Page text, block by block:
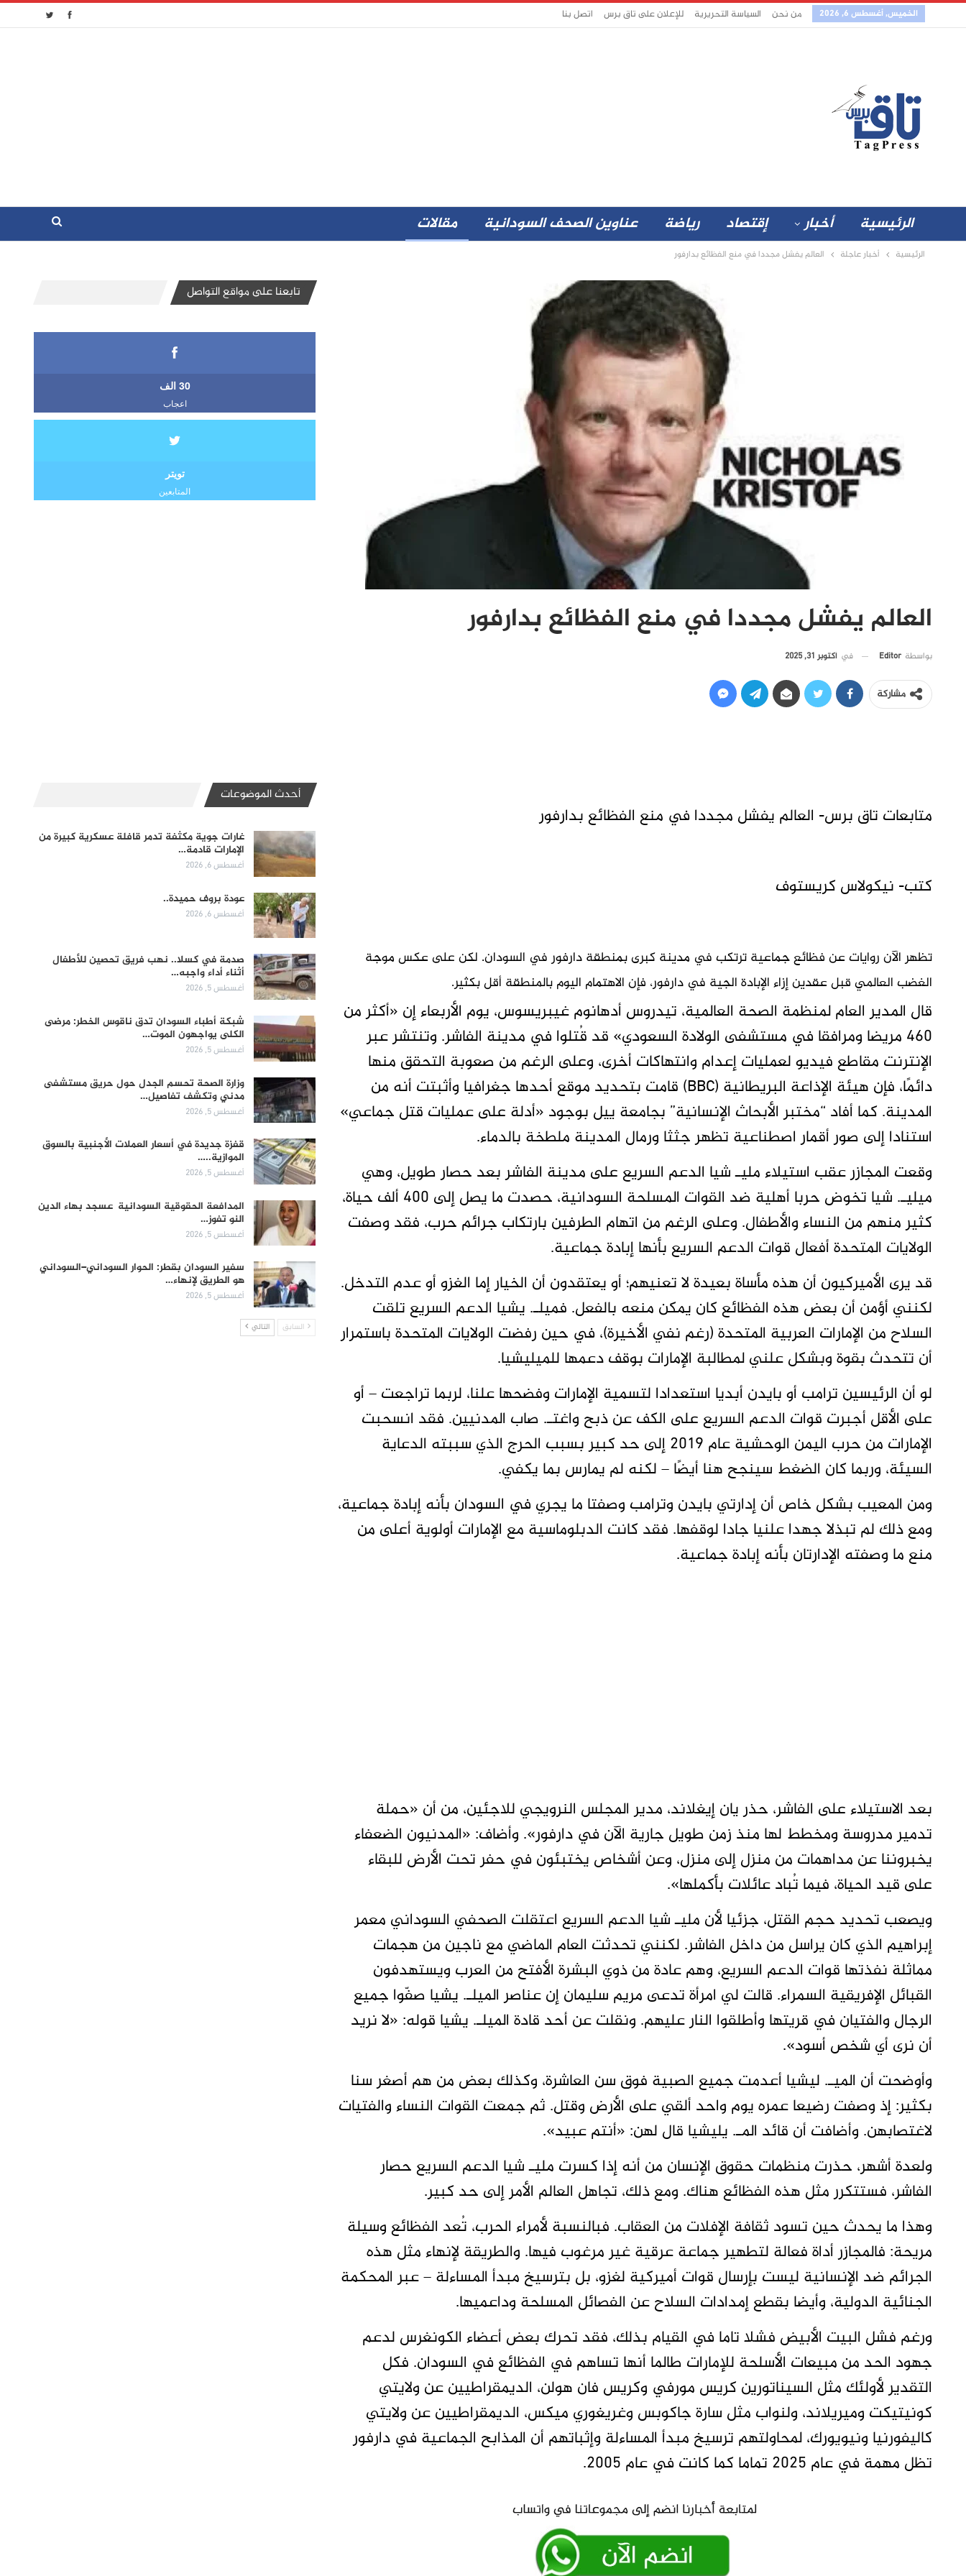
الخميس, أغسطس 6, 2026 من نحن السياسة التحريرية للإعلان على تاق برس اتصل بنا
الرئيسية أخبار إقتصاد رياضة عناوين الصحف السودانية مقالات
الرئيسية أخبار عاجلة العالم يفشل مجددا في منع الفظائع بدارفور
العالم يفشل مجددا في منع الفظائع بدارفور
بواسطة Editor في أكتوبر 31, 2025
مشاركة
متابعات تاق برس- العالم يفشل مجددا في منع الفظائع بدارفور
كتب- نيكولاس كريستوف
تظهر الآن روايات عن فظائع جماعية ترتكب في مدينة كبرى بمنطقة دارفور في السودان. لكن على عكس موجة
الغضب العالمي قبل عقدين إزاء الإبادة الجية في دارفور، فإن الاهتمام اليوم بالمنطقة أقل بكثير.
قال المدير العام لمنظمة الصحة العالمية، تيدروس أدهانوم غيبريسوس، يوم الأربعاء إن «أكثر من
460 مريضا ومرافقا في مستشفى الولادة السعودي» قد قُتلوا في مدينة الفاشر. وتنتشر عبر
الإنترنت مقاطع فيديو لعمليات إعدام وانتهاكات أخرى، وعلى الرغم من صعوبة التحقق منها
دائمًا، فإن هيئة الإذاعة البريطانية (BBC) قامت بتحديد موقع أحدها جغرافيا وأثبتت أنه من
المدينة. كما أفاد “مختبر الأبحاث الإنسانية” بجامعة ييل بوجود «أدلة على عمليات قتل جماعي»
استنادا إلى صور أقمار اصطناعية تظهر جثثا ورمال المدينة ملطخة بالدماء.
وقعت المجازر عقب استيلاء مليـ شيا الدعم السريع على مدينة الفاشر بعد حصار طويل، وهي
ميليـ. شيا تخوض حربا أهلية ضد القوات المسلحة السودانية، حصدت ما يصل إلى 400 ألف حياة،
كثير منهم من النساء والأطفال. وعلى الرغم من اتهام الطرفين بارتكاب جرائم حرب، فقد وصفت
الولايات المتحدة أفعال قوات الدعم السريع بأنها إبادة جماعية.
قد يرى الأميركيون أن هذه مأساة بعيدة لا تعنيهم؛ أو يعتقدون أن الخيار إما الغزو أو عدم التدخل.
لكنني أؤمن أن بعض هذه الفظائع كان يمكن منعه بالفعل. فميلـ. يشيا الدعم السريع تلقت
السلاح من الإمارات العربية المتحدة (رغم نفي الأخيرة)، في حين رفضت الولايات المتحدة باستمرار
أن تتحدث بقوة وبشكل علني لمطالبة الإمارات بوقف دعمها للميليشيا.
لو أن الرئيسين ترامب أو بايدن أبديا استعدادا لتسمية الإمارات وفضحها علنا، لربما تراجعت – أو
على الأقل أجبرت قوات الدعم السريع على الكف عن ذبح واغتـ. صاب المدنيين. فقد انسحبت
الإمارات من حرب اليمن الوحشية عام 2019 إلى حد كبير بسبب الحرج الذي سببته الدعاية
السيئة، وربما كان الضغط سينجح هنا أيضًا – لكنه لم يمارس بما يكفي.
ومن المعيب بشكل خاص أن إدارتي بايدن وترامب وصفتا ما يجري في السودان بأنه إبادة جماعية،
ومع ذلك لم تبذلا جهدا علنيا جادا لوقفها. فقد كانت الدبلوماسية مع الإمارات أولوية أعلى من
منع ما وصفته الإدارتان بأنه إبادة جماعية.
بعد الاستيلاء على الفاشر، حذر يان إيغلاند، مدير المجلس النرويجي للاجئين، من أن «حملة
تدمير مدروسة ومخطط لها منذ زمن طويل جارية الآن في دارفور». وأضاف: «المدنيون الضعفاء
يخبروننا عن مداهمات من منزل إلى منزل، وعن أشخاص يختبئون في حفر تحت الأرض للبقاء
على قيد الحياة، فيما تُباد عائلات بأكملها».
ويصعب تحديد حجم القتل، جزئيا لأن مليـ شيا الدعم السريع اعتقلت الصحفي السوداني معمر
إبراهيم الذي كان يراسل من داخل الفاشر. لكنني تحدثت العام الماضي مع ناجين من هجمات
مماثلة نفذتها قوات الدعم السريع، وهم عادة من ذوي البشرة الأفتح من العرب ويستهدفون
القبائل الإفريقية السمراء. قالت لي امرأة تدعى مريم سليمان إن عناصر الميلـ. يشيا صفّوا جميع
الرجال والفتيان في قريتها وأطلقوا النار عليهم. ونقلت عن أحد قادة الميلـ. يشيا قوله: «لا نريد
أن نرى أي شخص أسود».
وأوضحت أن الميـ. ليشيا أعدمت جميع الصبية فوق سن العاشرة، وكذلك بعض من هم أصغر سنا
بكثير: إذ وصفت رضيعا عمره يوم واحد ألقي على الأرض وقتل. ثم جمعت القوات النساء والفتيات
لاغتصابهن. وأضافت أن قائد المـ. يليشيا قال لهن: «أنتم عبيد».
ولعدة أشهر، حذرت منظمات حقوق الإنسان من أنه إذا كسرت مليـ شيا الدعم السريع حصار
الفاشر، فستتكرر مثل هذه الفظائع هناك. ومع ذلك، تجاهل العالم الأمر إلى حد كبير.
وهذا ما يحدث حين تسود ثقافة الإفلات من العقاب. فبالنسبة لأمراء الحرب، تُعد الفظائع وسيلة
مريحة: فالمجازر أداة فعالة لتطهير جماعة عرقية غير مرغوب فيها. والطريقة لإنهاء مثل هذه
الجرائم ضد الإنسانية ليست بإرسال قوات أميركية لغزو، بل بترسيخ مبدأ المساءلة – عبر المحكمة
الجنائية الدولية، وأيضا بقطع إمدادات السلاح عن الفصائل المسلحة وداعميها.
ورغم فشل البيت الأبيض فشلا تاما في القيام بذلك، فقد تحرك بعض أعضاء الكونغرس لدعم
جهود الحد من مبيعات الأسلحة للإمارات طالما أنها تساهم في الفظائع في السودان. فكل
التقدير لأولئك مثل السيناتورين كريس مورفي وكريس فان هولن، الديمقراطيين عن ولايتي
كونيتيكت وميريلاند، ولنواب مثل سارة جاكوبس وغريغوري ميكس، الديمقراطيين عن ولايتي
كاليفورنيا ونيويورك، لمحاولتهم ترسيخ مبدأ المساءلة وإثباتهم أن المذابح الجماعية في دارفور
تظل مهمة في عام 2025 تماما كما كانت في عام 2005.
تابعنا على مواقع التواصل
30 الف
اعجاب
تويتر
المتابعين
أحدث الموضوعات
غارات جوية مكثفة تدمر قافلة عسكرية كبيرة من
الإمارات قادمة…
أغسطس 6, 2026
عودة بروف حميدة..
أغسطس 6, 2026
صدمة في كسلا.. نهب فريق تحصين للأطفال
أثناء أداء واجبه…
أغسطس 5, 2026
شبكة أطباء السودان تدق ناقوس الخطر: مرضى
الكلى يواجهون الموت…
أغسطس 5, 2026
وزارة الصحة تحسم الجدل حول حريق مستشفى
مدني وتكشف تفاصيل…
أغسطس 5, 2026
قفزة جديدة في أسعار العملات الأجنبية بالسوق
الموازية..…
أغسطس 5, 2026
المدافعة الحقوقية السودانية عسجد بهاء الدين
النو تفوز…
أغسطس 5, 2026
سفير السودان بقطر: الحوار السوداني–السوداني
هو الطريق لإنهاء…
أغسطس 5, 2026
السابق التالي